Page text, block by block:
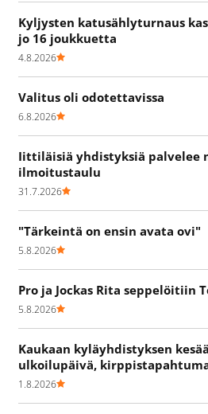
Kyljysten katusählyturnaus
jo 16 joukkuetta
4.8.2026
Valitus oli odotettavissa
6.8.2026
Iittiläisiä yhdistyksiä palvelee
ilmoitustaulu
31.7.2026
"Tärkeintä on ensin avata ovi"
5.8.2026
Pro ja Jockas Rita seppelöitiin
5.8.2026
Kaukaan kyläyhdistyksen
ulkoilupäivä,
1.8.2026